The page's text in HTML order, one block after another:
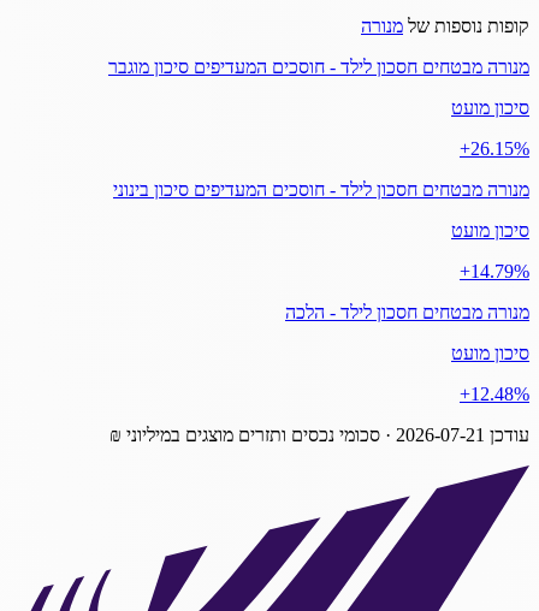
קופות נוספות של מנורה
מנורה מבטחים חסכון לילד - חוסכים המעדיפים סיכון מוגבר
סיכון מועט
‎+26.15%
מנורה מבטחים חסכון לילד - חוסכים המעדיפים סיכון בינוני
סיכון מועט
‎+14.79%
מנורה מבטחים חסכון לילד - הלכה
סיכון מועט
‎+12.48%
עודכן 2026-07-21 · סכומי נכסים ותזרים מוצגים במיליוני ₪